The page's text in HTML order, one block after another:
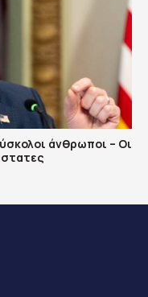
άνθρωποι – Οι